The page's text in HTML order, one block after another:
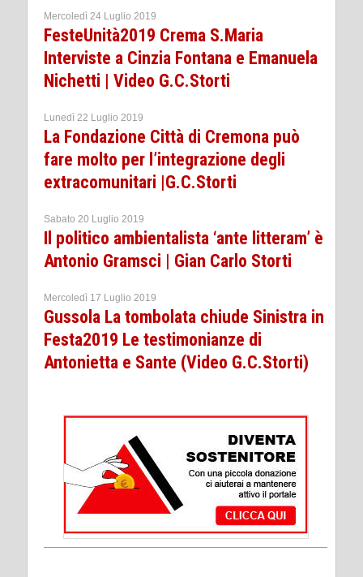
Mercoledì 24 Luglio 2019
FesteUnità2019 Crema S.Maria
Interviste a Cinzia Fontana e Emanuela
Nichetti | Video G.C.Storti
Lunedì 22 Luglio 2019
La Fondazione Città di Cremona può
fare molto per l’integrazione degli
extracomunitari |G.C.Storti
Sabato 20 Luglio 2019
Il politico ambientalista ‘ante litteram’ è
Antonio Gramsci | Gian Carlo Storti
Mercoledì 17 Luglio 2019
Gussola La tombolata chiude Sinistra in
Festa2019 Le testimonianze di
Antonietta e Sante (Video G.C.Storti)